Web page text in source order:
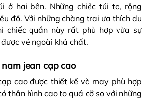
ở hai bên. Những chiếc túi to, rộng
đồ. Với những chàng trai ưa thích du
chiếc quần này rất phù hợp vừa sự
vẻ ngoài khá chất.
jean cạp cao
cao được thiết kế và may phù hợp
thân hình cao to quá cỡ so với những